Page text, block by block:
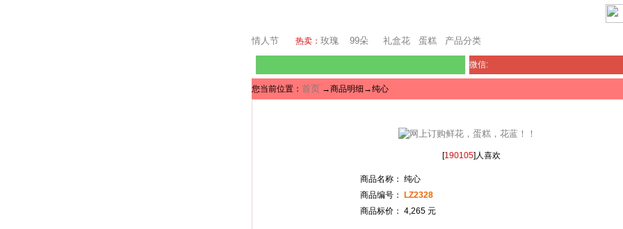
情人节 热卖： 玫瑰 99朵 礼盒花 蛋糕 产品分类
微信:
您当前位置： 首页 →商品明细→纯心
[190105]人喜欢
商品名称： 纯心
商品编号：
LZ2328
商品标价： 4,265 元